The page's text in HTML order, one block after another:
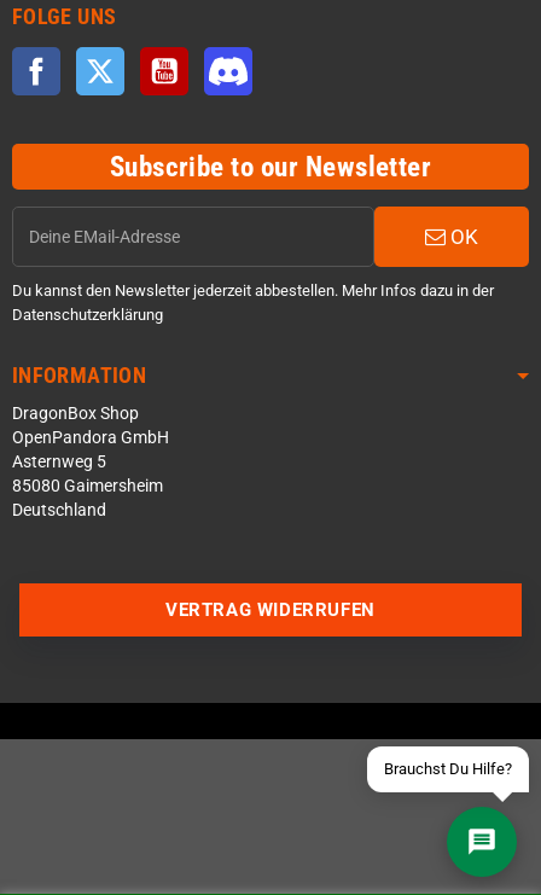
FOLGE UNS
Facebook Twitter YouTube
Subscribe to our Newsletter
OK
Du kannst den Newsletter jederzeit abbestellen. Mehr Infos dazu in der
Datenschutzerklärung
INFORMATION
DragonBox Shop
OpenPandora GmbH
Asternweg 5
85080 Gaimersheim
Deutschland
Brauchst Du Hilfe?
Schick uns eine eMail
VERTRAG WIDERRUFEN